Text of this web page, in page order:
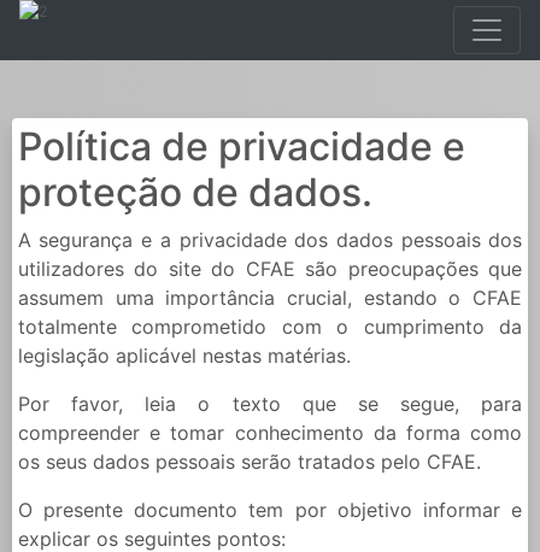
Política de privacidade e
proteção de dados.
A segurança e a privacidade dos dados pessoais dos
utilizadores do site do CFAE são preocupações que
assumem uma importância crucial, estando o CFAE
totalmente comprometido com o cumprimento da
legislação aplicável nestas matérias.
Por favor, leia o texto que se segue, para
compreender e tomar conhecimento da forma como
os seus dados pessoais serão tratados pelo CFAE.
O presente documento tem por objetivo informar e
explicar os seguintes pontos: